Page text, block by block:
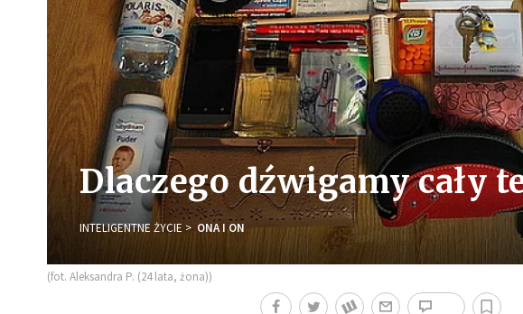
Dlaczego dźwigamy cały
INTELIGENTNE ŻYCIE ONA I ON
(fot. Aleksandra P. (24 lata, żona))